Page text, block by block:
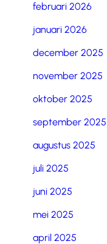
februari 2026
januari 2026
december 2025
november 2025
oktober 2025
september 2025
augustus 2025
juli 2025
juni 2025
mei 2025
april 2025